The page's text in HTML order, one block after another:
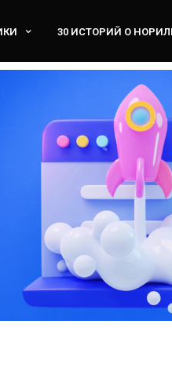
30 ИСТОРИЙ О